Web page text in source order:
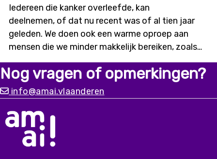
Iedereen die kanker overleefde, kan
deelnemen, of dat nu recent was of al tien jaar
geleden. We doen ook een warme oproep aan
mensen die we minder makkelijk bereiken, zoals
digitaal kwetsbaren of mensen met een
migratieachtergrond. Alleen met input vanuit
diverse ervaringen kunnen we
een chatbot bouwen die er écht is voor iedereen.
Nog vragen of opmerkingen?
info@amai.vlaanderen